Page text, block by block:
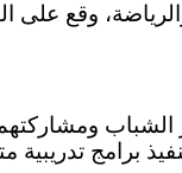
وقع على
الشباب
برامج